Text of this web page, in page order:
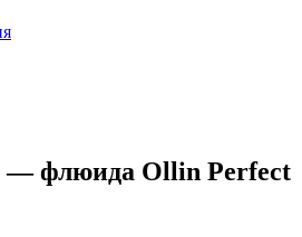
— флюида Ollin Perfect